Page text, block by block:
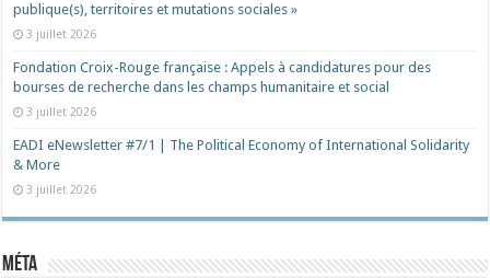
publique(s), territoires et mutations sociales »
3 juillet 2026
Fondation Croix-Rouge française : Appels à candidatures pour des
bourses de recherche dans les champs humanitaire et social
3 juillet 2026
EADI eNewsletter #7/1 | The Political Economy of International Solidarity
& More
3 juillet 2026
Méta